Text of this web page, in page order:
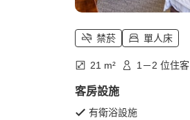
禁菸 單人床
21 m² 1－2 位住客
客房設施
有衛浴設施